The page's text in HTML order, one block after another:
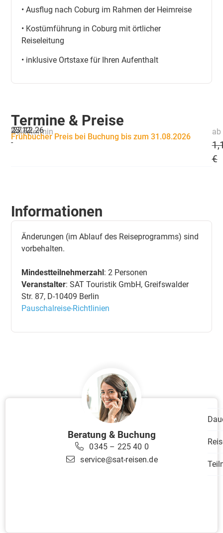
• Ausflug nach Coburg im Rahmen der Heimreise
• Kostümführung in Coburg mit örtlicher
Reiseleitung
• inklusive Ortstaxe für Ihren Aufenthalt
Termine & Preise
Reisetermin
23.12.
-
27.12.26
Frühbucher Preis bei Buchung bis zum 31.08.2026
ab
€
Informationen
Änderungen (im Ablauf des Reiseprogramms) sind
vorbehalten.
Mindestteilnehmerzahl : 2 Personen
Veranstalter: SAT Touristik GmbH, Greifswalder
Str. 87, D-10409 Berlin
Pauschalreise-Richtlinien
Beratung & Buchung
0345 – 225 40 0
service@sat-reisen.de